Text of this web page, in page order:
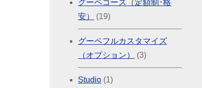
グーペコース（定額制･格
安）
(19)
グーペフルカスタマイズ
（オプション）
(3)
Studio (1)